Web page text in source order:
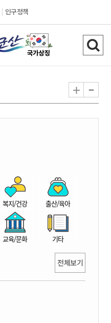
인구정책
검
색
기
+ -
복지/건강 출산/육아
교육/문화 기타
전체보기